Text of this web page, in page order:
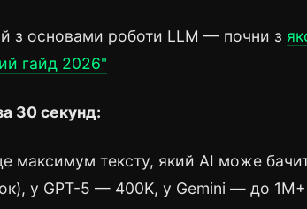
з основами роботи LLM — почни з
гайд 2026"
30 секунд:
максимум тексту, який AI може
у GPT-5 — 400K, у Gemini — до